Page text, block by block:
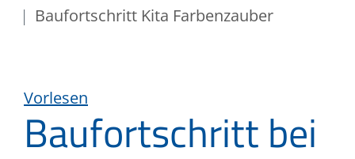
Baufortschritt Kita Farbenzauber
Vorlesen
Baufortschritt bei